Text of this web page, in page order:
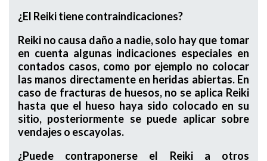
¿El Reiki tiene contraindicaciones?
Reiki no causa daño a nadie, solo hay que tomar
en cuenta algunas indicaciones especiales en
contados casos, como por ejemplo no colocar
las manos directamente en heridas abiertas. En
caso de fracturas de huesos, no se aplica Reiki
hasta que el hueso haya sido colocado en su
sitio, posteriormente se puede aplicar sobre
vendajes o escayolas.
¿Puede contraponerse el Reiki a otros